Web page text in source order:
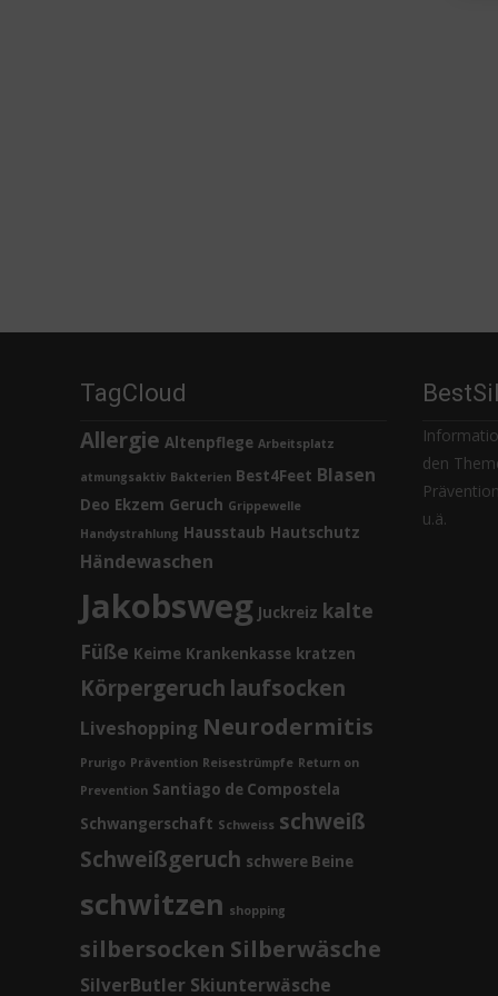
TagCloud
Allergie Altenpflege Arbeitsplatz
atmungsaktiv Bakterien Best4Feet Blasen
Deo Ekzem Geruch Grippewelle
Handystrahlung Hausstaub Hautschutz
Händewaschen
Jakobsweg Juckreiz kalte
Füße Keime Krankenkasse kratzen
Körpergeruch laufsocken
Liveshopping Neurodermitis
Prurigo Prävention Reisestrümpfe Return on
Prevention Santiago de Compostela
Schwangerschaft Schweiss schweiß
Schweißgeruch schwere Beine
schwitzen shopping
silbersocken Silberwäsche
SilverButler Skiunterwäsche
den
u.ä.